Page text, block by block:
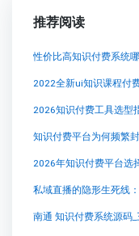
推荐阅读
知识付费平台为何频繁
2026年知识付费平台选